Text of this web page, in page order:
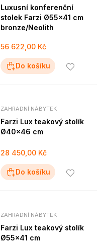
Luxusní konferenční
stolek Farzi Ø55x41 cm
bronze/Neolith
56 622,00 Kč
Do košíku
ZAHRADNÍ NÁBYTEK
Farzi Lux teakový stolík
Ø40x46 cm
28 450,00 Kč
Do košíku
ZAHRADNÍ NÁBYTEK
Farzi Lux teakový stolík
Ø55x41 cm